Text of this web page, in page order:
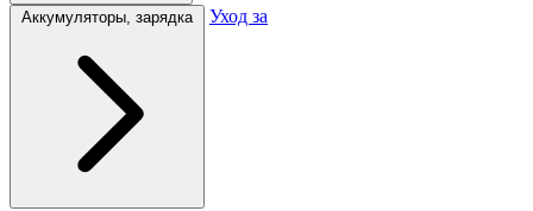
Аккумуляторы, зарядка Уход за